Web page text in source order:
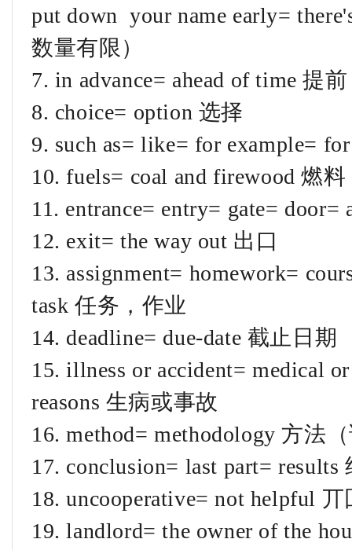
put down your name early=
数量有限）
7. in advance= ahead of time 提前
8. choice= option 选择
9. such as= like= for example=
10. fuels= coal and firewood 燃
11. entrance= entry= gate= door=
12. exit= the way out 出口
13. assignment= homework=
task 任务，作业
14. deadline= due-date 截止日期
15. illness or accident= medical
reasons 生病或事故
16. method= methodology 方法
17. conclusion= last part= results
18. uncooperative= not helpful 丌
19. landlord= the owner of the